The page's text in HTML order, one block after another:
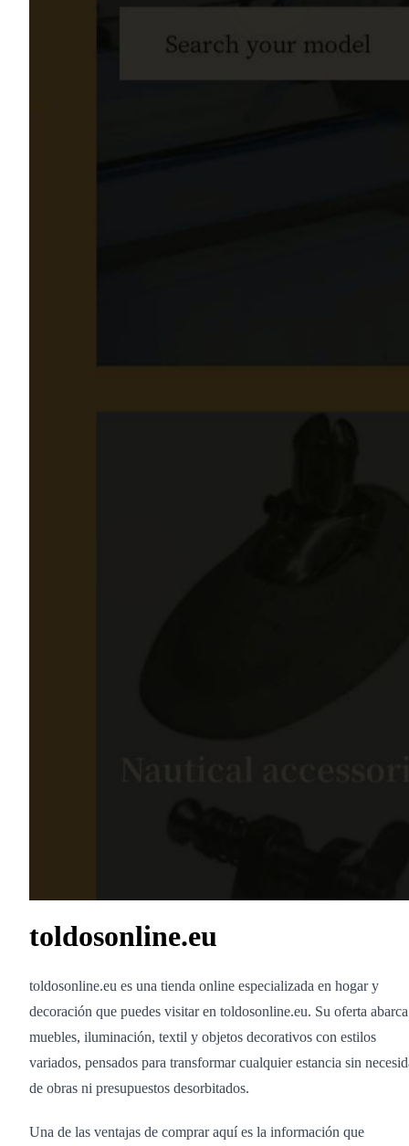
toldosonline.eu
toldosonline.eu es una tienda online especializada en hogar y
decoración que puedes visitar en toldosonline.eu. Su oferta abarca
muebles, iluminación, textil y objetos decorativos con estilos
variados, pensados para transformar cualquier estancia sin
de obras ni presupuestos desorbitados.
Una de las ventajas de comprar aquí es la información que